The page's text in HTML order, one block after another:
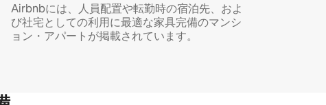
Airbnbには、人員配置や転勤時の宿泊先、およ
び社宅としての利用に最適な家具完備のマンシ
ョン・アパートが掲載されています。